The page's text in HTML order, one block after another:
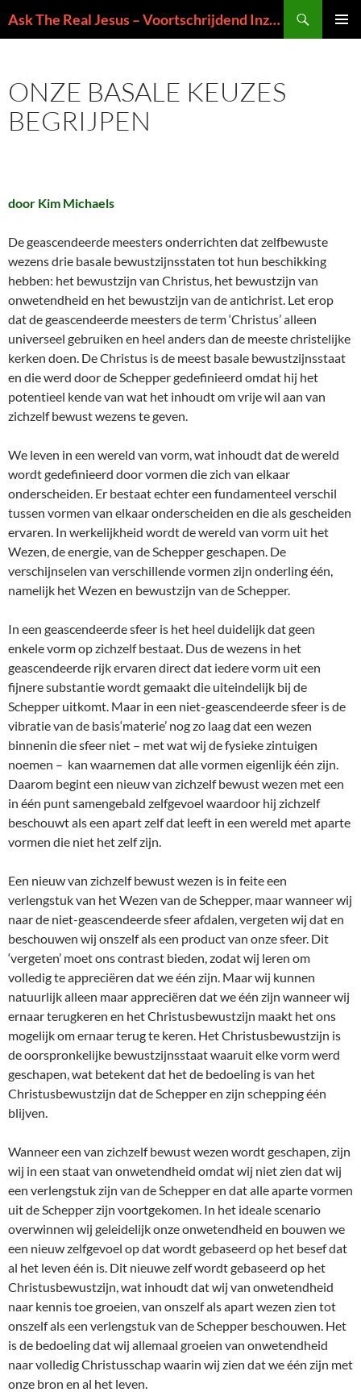
naar
Ask The Real Jesus – Voortschrijdend Inzicht in de Zin van het Leven
ONZE BASALE KEUZES
BEGRIJPEN
door Kim Michaels
De geascendeerde meesters onderrichten dat zelfbewuste
wezens drie basale bewustzijnsstaten tot hun beschikking
hebben: het bewustzijn van Christus, het bewustzijn van
onwetendheid en het bewustzijn van de antichrist. Let erop
dat de geascendeerde meesters de term ‘Christus’ alleen
universeel gebruiken en heel anders dan de meeste christelijke
kerken doen. De Christus is de meest basale bewustzijnsstaat
en die werd door de Schepper gedefinieerd omdat hij het
potentieel kende van wat het inhoudt om vrije wil aan van
zichzelf bewust wezens te geven.
We leven in een wereld van vorm, wat inhoudt dat de wereld
wordt gedefinieerd door vormen die zich van elkaar
onderscheiden. Er bestaat echter een fundamenteel verschil
tussen vormen van elkaar onderscheiden en die als gescheiden
ervaren. In werkelijkheid wordt de wereld van vorm uit het
Wezen, de energie, van de Schepper geschapen. De
verschijnselen van verschillende vormen zijn onderling één,
namelijk het Wezen en bewustzijn van de Schepper.
In een geascendeerde sfeer is het heel duidelijk dat geen
enkele vorm op zichzelf bestaat. Dus de wezens in het
geascendeerde rijk ervaren direct dat iedere vorm uit een
fijnere substantie wordt gemaakt die uiteindelijk bij de
Schepper uitkomt. Maar in een niet-geascendeerde sfeer is de
vibratie van de basis‘materie’ nog zo laag dat een wezen
binnenin die sfeer niet – met wat wij de fysieke zintuigen
noemen – kan waarnemen dat alle vormen eigenlijk één zijn.
Daarom begint een nieuw van zichzelf bewust wezen met een
in één punt samengebald zelfgevoel waardoor hij zichzelf
beschouwt als een apart zelf dat leeft in een wereld met aparte
vormen die niet het zelf zijn.
Een nieuw van zichzelf bewust wezen is in feite een
verlengstuk van het Wezen van de Schepper, maar wanneer wij
naar de niet-geascendeerde sfeer afdalen, vergeten wij dat en
beschouwen wij onszelf als een product van onze sfeer. Dit
‘vergeten’ moet ons contrast bieden, zodat wij leren om
volledig te appreciëren dat we één zijn. Maar wij kunnen
natuurlijk alleen maar appreciëren dat we één zijn wanneer wij
ernaar terugkeren en het Christusbewustzijn maakt het ons
mogelijk om ernaar terug te keren. Het Christusbewustzijn is
de oorspronkelijke bewustzijnsstaat waaruit elke vorm werd
geschapen, wat betekent dat het de bedoeling is van het
Christusbewustzijn dat de Schepper en zijn schepping één
blijven.
Wanneer een van zichzelf bewust wezen wordt geschapen, zijn
wij in een staat van onwetendheid omdat wij niet zien dat wij
een verlengstuk zijn van de Schepper en dat alle aparte vormen
uit de Schepper zijn voortgekomen. In het ideale scenario
overwinnen wij geleidelijk onze onwetendheid en bouwen we
een nieuw zelfgevoel op dat wordt gebaseerd op het besef dat
al het leven één is. Dit nieuwe zelf wordt gebaseerd op het
Christusbewustzijn, wat inhoudt dat wij van onwetendheid
naar kennis toe groeien, van onszelf als apart wezen zien tot
onszelf als een verlengstuk van de Schepper beschouwen. Het
is de bedoeling dat wij allemaal groeien van onwetendheid
naar volledig Christusschap waarin wij zien dat we één zijn met
onze bron en al het leven.